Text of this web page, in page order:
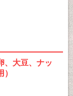
、大豆、ナッ